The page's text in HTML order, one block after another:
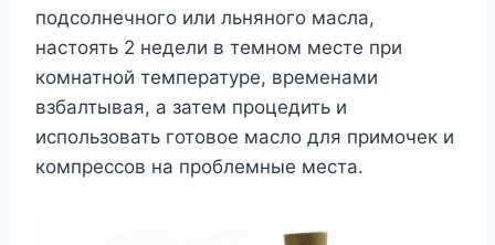
подсолнечного или льняного масла,
настоять 2 недели в темном месте при
комнатной температуре, временами
взбалтывая, а затем процедить и
использовать готовое масло для примочек и
компрессов на проблемные места.